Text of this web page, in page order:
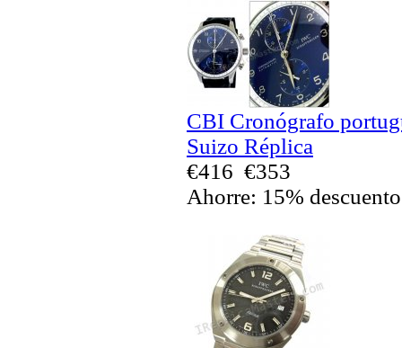
CBI Cronógrafo
Suizo Réplica
€416 €353
Ahorre: 15% descuento